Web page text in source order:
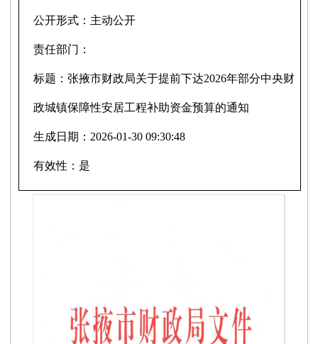
公开形式： 主动公开
责任部门：
标题：张掖市财政局关于提前下达2026年部分中央财
政城镇保障性安居工程补助资金预算的通知
生成日期： 2026-01-30 09:30:48
有效性： 是